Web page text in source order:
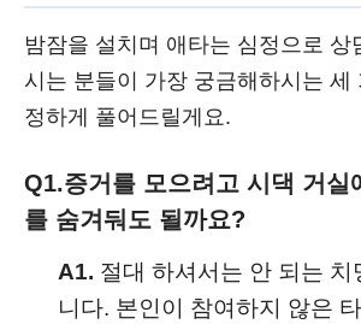
밤잠을 설치며 애타는 심정으로 상
시는 분들이 가장 궁금해하시는 세
정하게 풀어드릴게요.
Q1.증거를 모으려고 시댁 거실
를 숨겨둬도 될까요?
A1. 절대 하셔서는 안 되는 치
니다. 본인이 참여하지 않은